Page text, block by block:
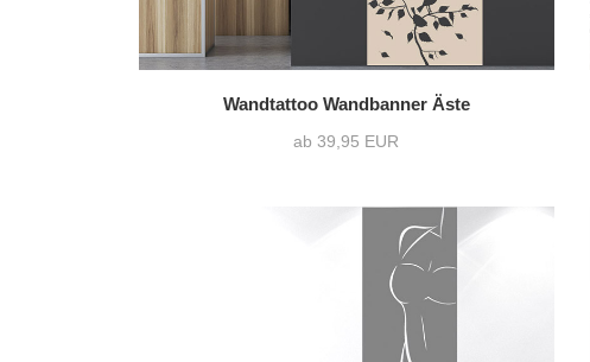
Wandtattoo Wandbanner Äste
ab 39,95 EUR